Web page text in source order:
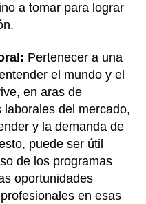
a tomar para lograr
Pertenecer a una
el mundo y el
en aras de
del mercado,
y la demanda de
puede ser útil
de los programas
oportunidades
en esas